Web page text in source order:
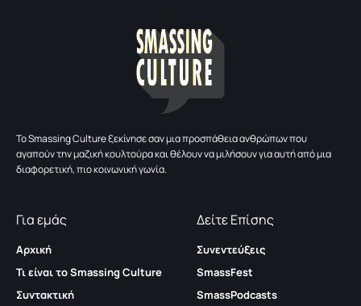
To Smassing Culture ξεκίνησε σαν μια προσπάθεια ανθρώπων που
αγαπούν την μαζική κουλτούρα και θέλουν να μιλήσουν για αυτή από μια
διαφορετική, πιο κοινωνική γωνία.
Για εμάς
Αρχική
Τι είναι το Smassing Culture
Συντακτική
Δείτε Επίσης
Συνεντεύξεις
SmassFest
SmassPodcasts